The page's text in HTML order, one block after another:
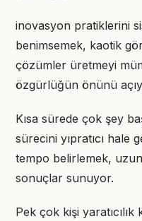
inovasyon pratiklerini
benimsemek, kaotik
çözümler üretmeyi
özgürlüğün önünü
Kısa sürede çok şey
sürecini yıpratıcı hale
tempo belirlemek,
sonuçlar sunuyor.
Pek çok kişi